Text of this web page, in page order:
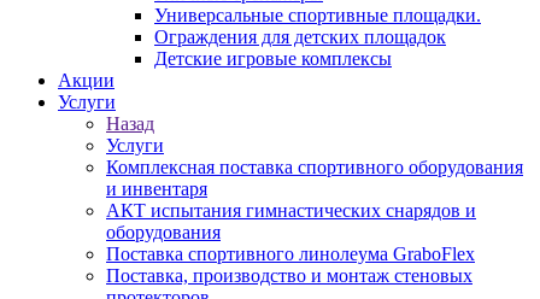
Универсальные спортивные площадки.
Ограждения для детских площадок
Детские игровые комплексы
Акции
Услуги
Назад
Услуги
Комплексная поставка спортивного оборудования
и инвентаря
АКТ испытания гимнастических снарядов и
оборудования
Поставка спортивного линолеума GraboFlex
Поставка, производство и монтаж стеновых